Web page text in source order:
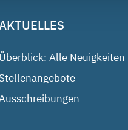
Überblick: Alle Neuigkeiten
Stellenangebote